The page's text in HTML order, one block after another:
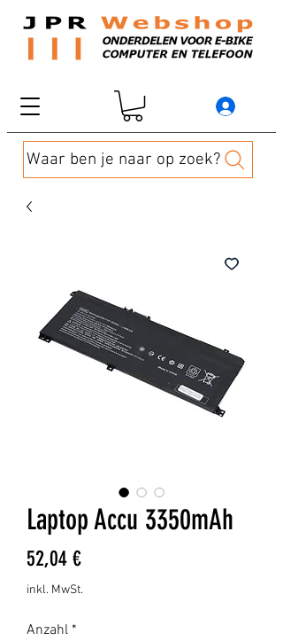
Waar ben je naar op zoek?
Laptop Accu 3350mAh
52,04 €Preis
inkl. MwSt.
Anzahl *